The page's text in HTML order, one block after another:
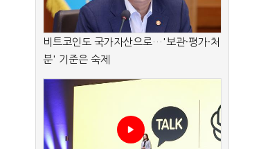
비트코인도 국가자산으로…'보관·평가·처
분' 기준은 숙제